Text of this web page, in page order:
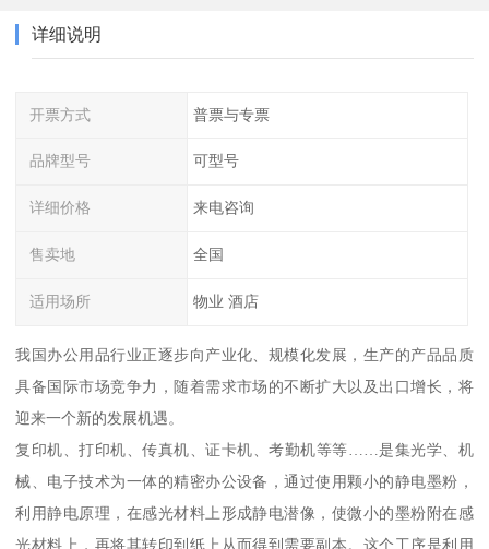
详细说明
开票方式 普票与专票
品牌型号 可型号
详细价格 来电咨询
售卖地 全国
适用场所 物业 酒店
我国办公用品行业正逐步向产业化、规模化发展，生产的产品品质
具备国际市场竞争力，随着需求市场的不断扩大以及出口增长，将
迎来一个新的发展机遇。
复印机、打印机、传真机、证卡机、考勤机等等……是集光学、机
械、电子技术为一体的精密办公设备，通过使用颗小的静电墨粉，
利用静电原理，在感光材料上形成静电潜像，使微小的墨粉附在感
光材料上，再将其转印到纸上从而得到需要副本。这个工序是利用